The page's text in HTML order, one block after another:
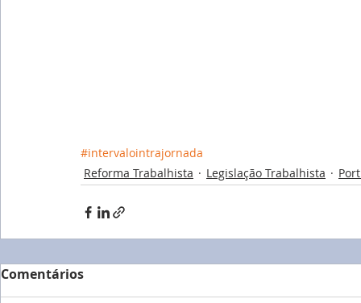
#intervalointrajornada
Reforma Trabalhista
Legislação Trabalhista
Comentários